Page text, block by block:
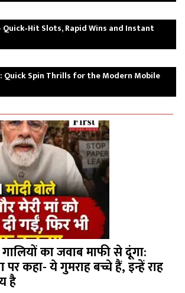
Quick‑Hit Slots, Rapid Wins and Instant
Quick Spin Thrills for the Modern Mobile
का जवाब माफी से दूंगा:
कहा- ये गुमराह बच्चे हैं, इन्हें राह
है